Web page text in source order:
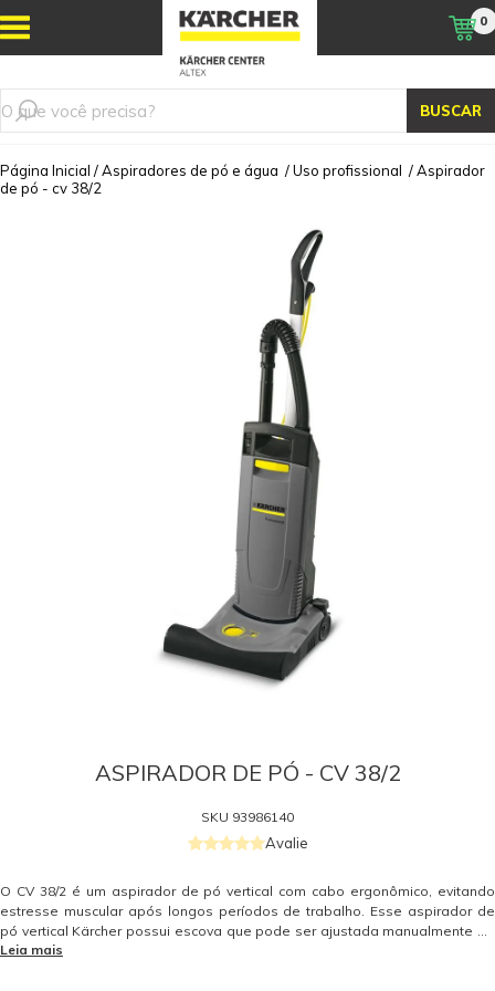
BUSCAR
0
Página Inicial /Aspiradores de pó e água /Uso profissional /Aspirador
de pó - cv 38/2
ASPIRADOR DE PÓ - CV 38/2
SKU 93986140
Avalie
O CV 38/2 é um aspirador de pó vertical com cabo ergonômico, evitando
estresse muscular após longos períodos de trabalho. Esse aspirador de
pó vertical Kärcher possui escova que pode ser ajustada manualmente de
acordo com o tipo de carpete e tubo de sucção para áreas de difícil
Leia mais